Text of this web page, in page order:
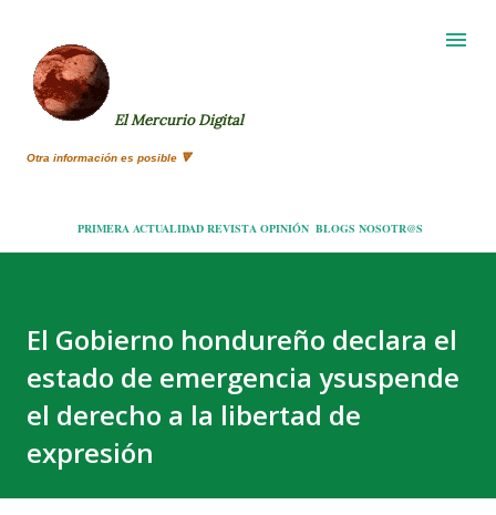
El Mercurio Digital
Otra información es posible 🔻
PRIMERA ACTUALIDAD REVISTA OPINIÓN BLOGS NOSOTR@S
El Gobierno hondureño declara el
estado de emergencia ysuspende
el derecho a la libertad de
expresión